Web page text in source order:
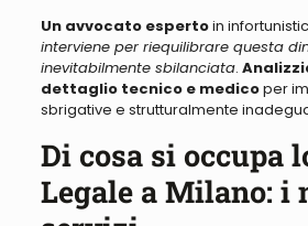
Un avvocato espertoin
interviene per riequilibrare questa
inevitabilmente sbilanciata.
dettaglio tecnico e medicoper
sbrigative e strutturalmente
Di cosa si occupa
Legale a Milano: i